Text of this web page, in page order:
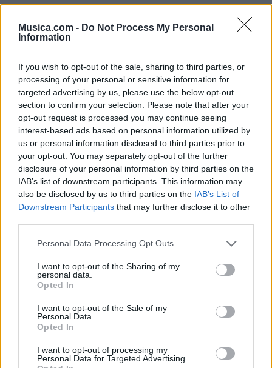
Musica.com - Do Not Process My Personal
Information
If you wish to opt-out of the sale, sharing to third parties, or
processing of your personal or sensitive information for
targeted advertising by us, please use the below opt-out
section to confirm your selection. Please note that after your
opt-out request is processed you may continue seeing
interest-based ads based on personal information utilized by
us or personal information disclosed to third parties prior to
your opt-out. You may separately opt-out of the further
disclosure of your personal information by third parties on the
IAB’s list of downstream participants. This information may
also be disclosed by us to third parties on the IAB’s List of
Downstream Participants that may further disclose it to other
Personal Data Processing Opt Outs
I want to opt-out of the Sharing of my
personal data.
Opted In
I want to opt-out of the Sale of my
Personal Data.
Opted In
I want to opt-out of processing my
Personal Data for Targeted Advertising.
Ver perfil
@musicapuntocom Ver perfil